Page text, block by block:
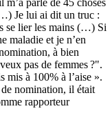
Je lui ai dit un truc :
se lier les mains (…) Si
maladie et je n’en
à bien
pas de femmes ?".
mis à 100% à l’aise ».
nomination, il était
rapporteur